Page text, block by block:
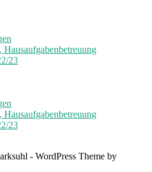
23
23
- WordPress Theme by